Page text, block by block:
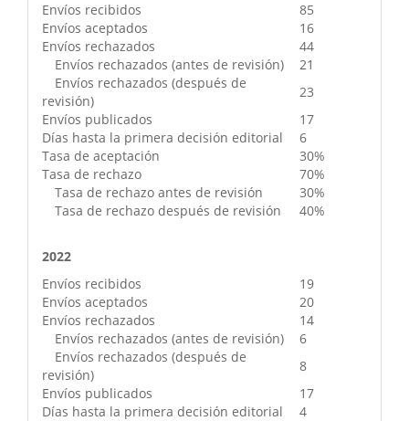
Envíos recibidos
85
Envíos aceptados
16
Envíos rechazados
44
Envíos rechazados (antes de revisión)
21
Envíos rechazados (después de
revisión)
23
Envíos publicados
17
Días hasta la primera decisión editorial
6
Tasa de aceptación
30%
Tasa de rechazo
70%
Tasa de rechazo antes de revisión
30%
Tasa de rechazo después de revisión
40%
2022
Envíos recibidos
19
Envíos aceptados
20
Envíos rechazados
14
Envíos rechazados (antes de revisión)
6
Envíos rechazados (después de
revisión)
8
Envíos publicados
17
Días hasta la primera decisión editorial
4